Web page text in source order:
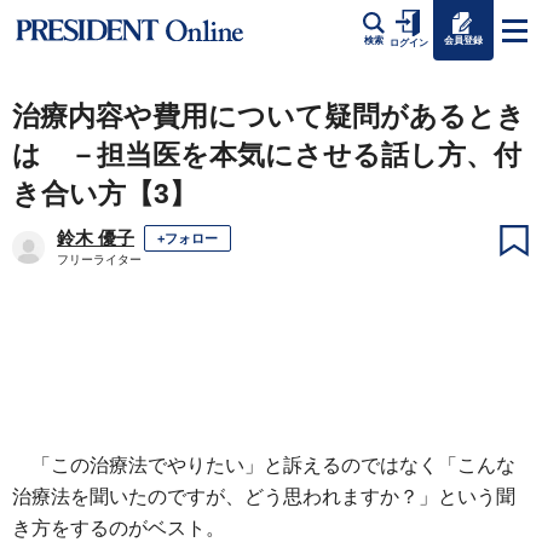
検索 ログイン 会員登録
治療内容や費用について疑問があるとき
は －担当医を本気にさせる話し方、付
き合い方【3】
鈴木 優子 +フォロー
フリーライター
「この治療法でやりたい」と訴えるのではなく「こんな
治療法を聞いたのですが、どう思われますか？」という聞
き方をするのがベスト。